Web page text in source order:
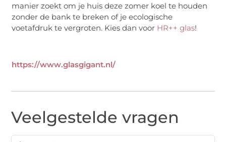
manier zoekt om je huis deze zomer koel te houden
zonder de bank te breken of je ecologische
voetafdruk te vergroten. Kies dan voor HR++ glas!
https://www.glasgigant.nl/
Veelgestelde vragen